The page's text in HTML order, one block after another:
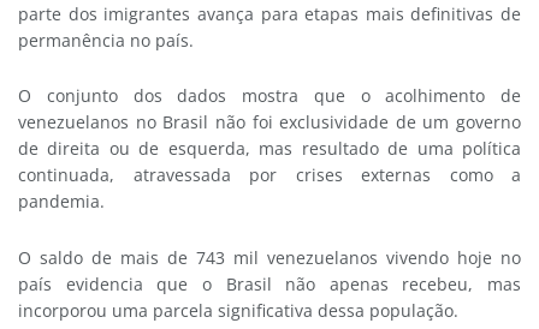
parte dos imigrantes avança para etapas mais definitivas de
permanência no país.
O conjunto dos dados mostra que o acolhimento de
venezuelanos no Brasil não foi exclusividade de um governo
de direita ou de esquerda, mas resultado de uma política
continuada, atravessada por crises externas como a
pandemia.
O saldo de mais de 743 mil venezuelanos vivendo hoje no
país evidencia que o Brasil não apenas recebeu, mas
incorporou uma parcela significativa dessa população.